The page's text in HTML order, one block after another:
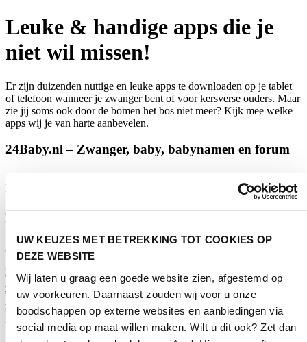
UW KEUZES MET BETREKKING TOT COOKIES OP
DEZE WEBSITE
Wij laten u graag een goede website zien, afgestemd op
uw voorkeuren. Daarnaast zouden wij voor u onze
boodschappen op externe websites en aanbiedingen via
social media op maat willen maken. Wilt u dit ook? Zet dan
Leuke & handige apps die je
niet wil missen!
Er zijn duizenden nuttige en leuke apps te downloaden op je tablet
of telefoon wanneer je zwanger bent of voor kersverse ouders. Maar
zie jij soms ook door de bomen het bos niet meer? Kijk mee welke
apps wij je van harte aanbevelen.
24Baby.nl – Zwanger, baby, babynamen en forum
Houd de ontwikkeling van je zwangerschap en baby dagelijks bij en
leg herinneringen vast in je persoonlijke dagboek. Deel je vragen,
ervaringen en dagboek met andere ouders en ontdek de mooiste
babynamen inclusief herkomst en betekenis. Kortom: met de
24Baby app heb je alles rondom je zwangerschap en baby 24/7 bij
de hand.